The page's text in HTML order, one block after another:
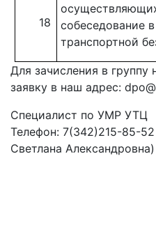
18
собеседование
транспортной
Для зачисления в группу
заявку в наш адрес:
Специалист по УМР УТЦ
Телефон: 7(342)215-85-
Светлана Александровна)